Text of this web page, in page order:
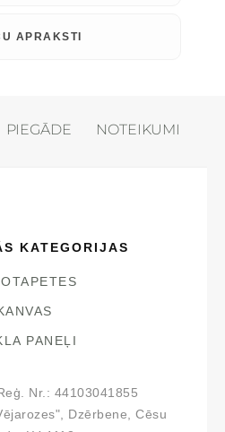
APRAKSTI
PIEGĀDE NOTEIKUMI
KATEGORIJAS
PANEĻI
Nr.: 44103041855
Dzērbene, Cēsu